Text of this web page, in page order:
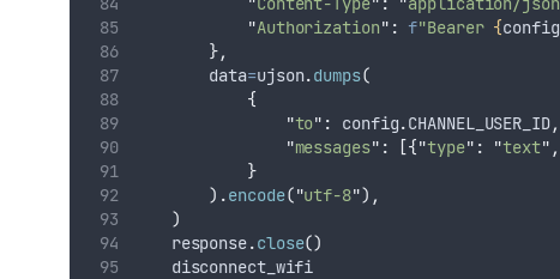
"Authorization" : f"Bearer {config
},
data=ujson.dumps(
{
"to" : config.CHANNEL_USER_ID,
"messages" : [{"type" : "text" ,
}
).encode("utf-8"),
)
    response
.close()
    disconnect_wifi